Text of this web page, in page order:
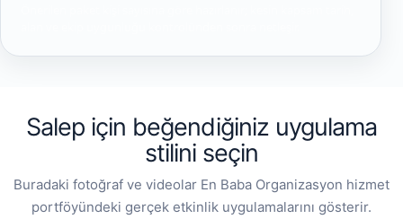
Salep için beğendiğiniz uygulama
stilini seçin
Buradaki fotoğraf ve videolar En Baba Organizasyon hizmet
portföyündeki gerçek etkinlik uygulamalarını gösterir.